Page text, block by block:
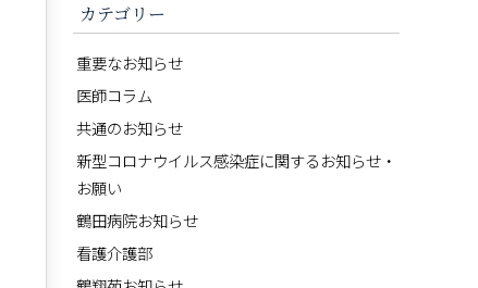
カテゴリー
重要なお知らせ
医師コラム
共通のお知らせ
新型コロナウイルス感染症に関するお知らせ・
お願い
鶴田病院お知らせ
看護介護部